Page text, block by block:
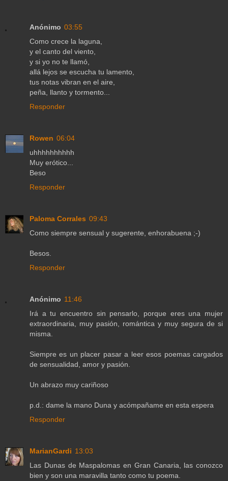
Anónimo 03:55
Como crece la laguna,
y el canto del viento,
y si yo no te llamó,
allá lejos se escucha tu lamento,
tus notas vibran en el aire,
peña, llanto y tormento...
Responder
Rowen 06:04
uhhhhhhhhhh
Muy erótico...
Beso
Responder
Paloma Corrales 09:43
Como siempre sensual y sugerente, enhorabuena ;-)
Besos.
Responder
Anónimo 11:46
Irá a tu encuentro sin pensarlo, porque eres una mujer
extraordinaria, muy pasión, romántica y muy segura de si
misma.
Siempre es un placer pasar a leer esos poemas cargados
de sensualidad, amor y pasión.
Un abrazo muy cariñoso
p.d.: dame la mano Duna y acómpañame en esta espera
Responder
MarianGardi 13:03
Las Dunas de Maspalomas en Gran Canaria, las conozco
bien y son una maravilla tanto como tu poema.